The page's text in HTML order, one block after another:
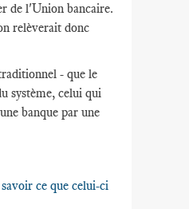
de l'Union bancaire.
relèverait donc
- que le
système, celui qui
banque par une
ce que celui-ci